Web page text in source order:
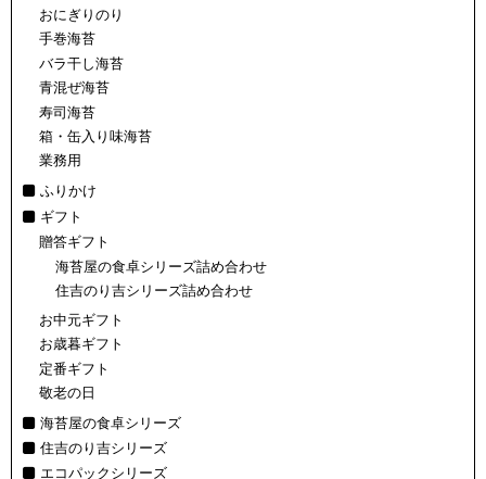
おにぎりのり
手巻海苔
バラ干し海苔
青混ぜ海苔
寿司海苔
箱・缶入り味海苔
業務用
ふりかけ
ギフト
贈答ギフト
海苔屋の食卓シリーズ詰め合わせ
住吉のり吉シリーズ詰め合わせ
お中元ギフト
お歳暮ギフト
定番ギフト
敬老の日
海苔屋の食卓シリーズ
住吉のり吉シリーズ
エコパックシリーズ